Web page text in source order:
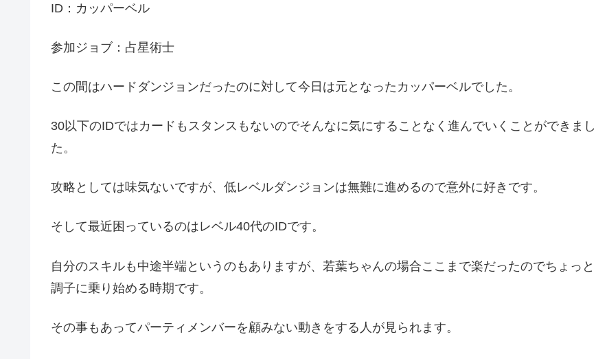
ID：カッパーベル
参加ジョブ：占星術士
この間はハードダンジョンだったのに対して今日は元となったカッパーベルでした。
30以下のIDではカードもスタンスもないのでそんなに気にすることなく進んでいくことができまし
た。
攻略としては味気ないですが、低レベルダンジョンは無難に進めるので意外に好きです。
そして最近困っているのはレベル40代のIDです。
自分のスキルも中途半端というのもありますが、若葉ちゃんの場合ここまで楽だったのでちょっと
調子に乗り始める時期です。
その事もあってパーティメンバーを顧みない動きをする人が見られます。